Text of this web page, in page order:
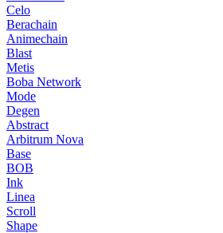
Celo
Berachain
Animechain
Blast
Metis
Boba Network
Mode
Degen
Abstract
Arbitrum Nova
Base
BOB
Ink
Linea
Scroll
Shape